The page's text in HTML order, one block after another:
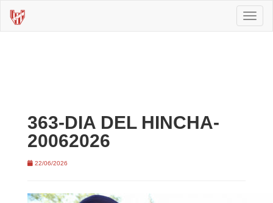
363-DIA DEL HINCHA-
20062026
22/06/2026